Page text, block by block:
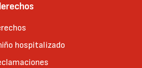
hospitalizado